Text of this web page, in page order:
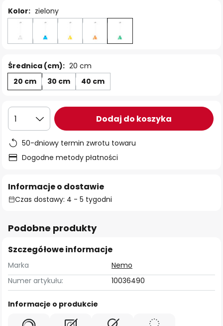
Kolor: zielony
Średnica (cm): 20 cm
20 cm
30 cm 40 cm
1 Dodaj do koszyka
50-dniowy termin zwrotu towaru
Dogodne metody płatności
Informacje o dostawie
Czas dostawy: 4 - 5 tygodni
Podobne produkty
Szczegółowe informacje
Marka
Nemo
Numer artykułu:
10036490
Informacje o produkcie